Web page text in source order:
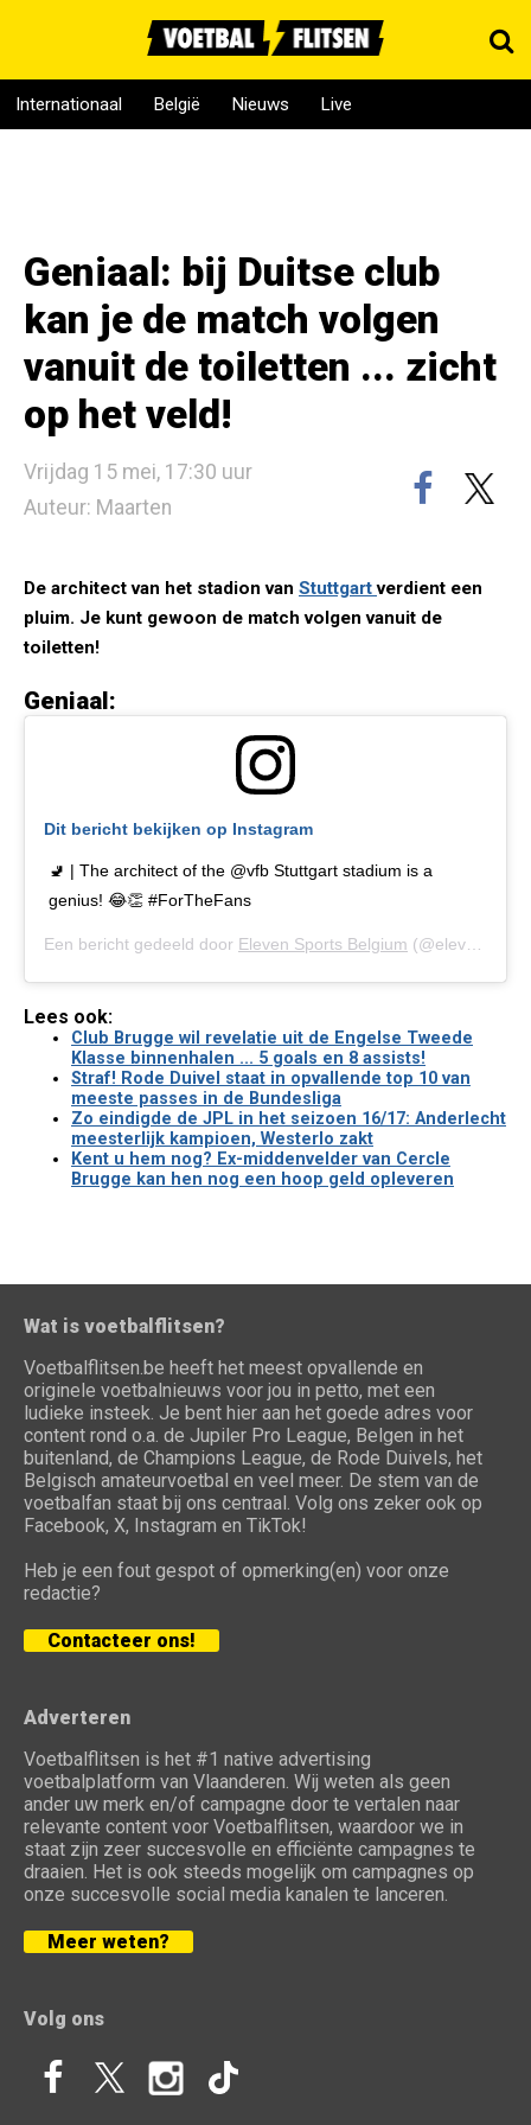
Internationaal België Nieuws Live
Geniaal: bij Duitse club
kan je de match volgen
vanuit de toiletten ... zicht
op het veld!
Vrijdag 15 mei, 17:30 uur
Auteur: Maarten
De architect van het stadion van Stuttgartverdient een
pluim. Je kunt gewoon de match volgen vanuit de
toiletten!
Geniaal:
Dit bericht bekijken op Instagram
🚽 | The architect of the @vfb Stuttgart stadium is a
genius! 😂👏 #ForTheFans
Een bericht gedeeld door Eleven Sports Belgium (@elevensportsbe) op
Lees ook:
Club Brugge wil revelatie uit de Engelse Tweede
Klasse binnenhalen ... 5 goals en 8 assists!
Straf! Rode Duivel staat in opvallende top 10 van
meeste passes in de Bundesliga
Zo eindigde de JPL in het seizoen 16/17: Anderlecht
meesterlijk kampioen, Westerlo zakt
Kent u hem nog? Ex-middenvelder van Cercle
Brugge kan hen nog een hoop geld opleveren
Wat is voetbalflitsen?
Voetbalflitsen.be heeft het meest opvallende en
originele voetbalnieuws voor jou in petto, met een
ludieke insteek. Je bent hier aan het goede adres voor
content rond o.a. de Jupiler Pro League, Belgen in het
buitenland, de Champions League, de Rode Duivels, het
Belgisch amateurvoetbal en veel meer. De stem van de
voetbalfan staat bij ons centraal. Volg ons zeker ook op
Facebook, X, Instagram en TikTok!
Heb je een fout gespot of opmerking(en) voor onze
redactie?
Contacteer ons!
Adverteren
Voetbalflitsen is het #1 native advertising
voetbalplatform van Vlaanderen. Wij weten als geen
ander uw merk en/of campagne door te vertalen naar
relevante content voor Voetbalflitsen, waardoor we in
staat zijn zeer succesvolle en efficiënte campagnes te
draaien. Het is ook steeds mogelijk om campagnes op
onze succesvolle social media kanalen te lanceren.
Meer weten?
Volg ons